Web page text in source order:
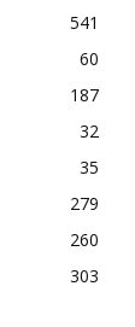
541
60
187
32
35
279
260
303